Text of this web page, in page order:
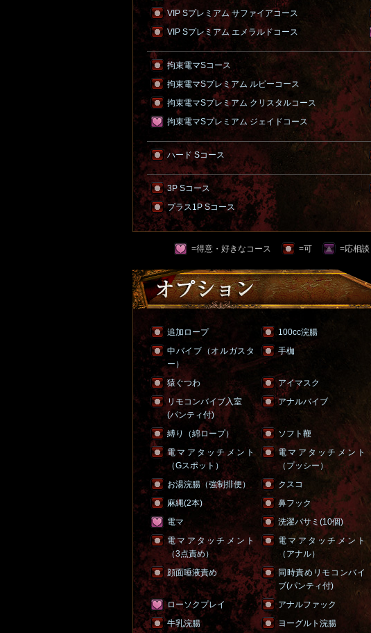
VIP Sプレミアム サファイアコース
VIP Sプレミアム エメラルドコース
拘束電マSコース
拘束電マSプレミアム ルビーコース
拘束電マSプレミアム クリスタルコース
拘束電マSプレミアム ジェイドコース
ハード Sコース
3P Sコース
プラス1P Sコース
=得意・好きなコース =可 =応相談
追加ロープ 100cc浣腸
中バイブ（オルガスタ
ー）
手枷
猿ぐつわ アイマスク
リモコンバイブ入室
(パンティ付)
アナルバイブ
縛り（綿ロープ）
ソフト鞭
電マアタッチメント
（Gスポット）
電マアタッチメント
（プッシー）
お湯浣腸（強制排便）
クスコ
麻縄(2本)
鼻フック
電マ
洗濯バサミ(10個)
電マアタッチメント
（3点責め）
電マアタッチメント
（アナル）
顔面唾液責め
同時責めリモコンバイ
ブ(パンティ付)
ローソクプレイ
アナルファック
牛乳浣腸
ヨーグルト浣腸